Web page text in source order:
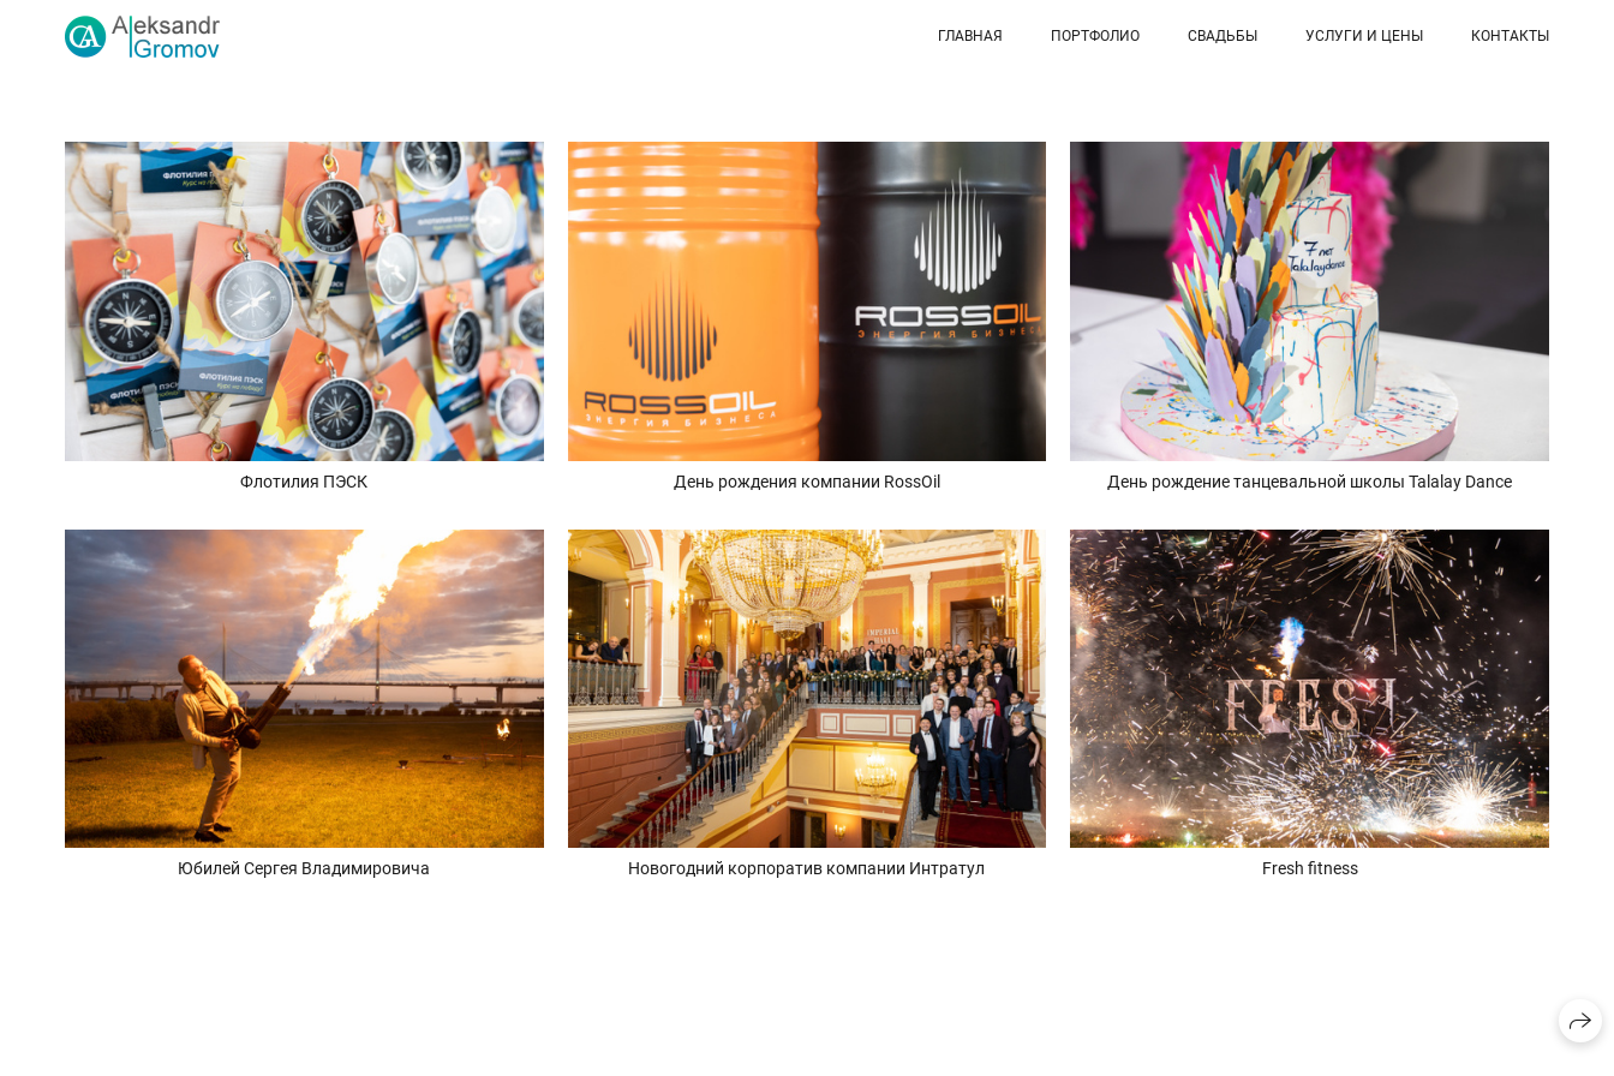
ГЛАВНАЯ ПОРТФОЛИО СВАДЬБЫ УСЛУГИ И ЦЕНЫ КОНТАКТЫ
Флотилия ПЭСК День рождения компании RossOil День рождение танцевальной школы Talalay Dance
Юбилей Сергея Владимировича Новогодний корпоратив компании Интратул Fresh fitness